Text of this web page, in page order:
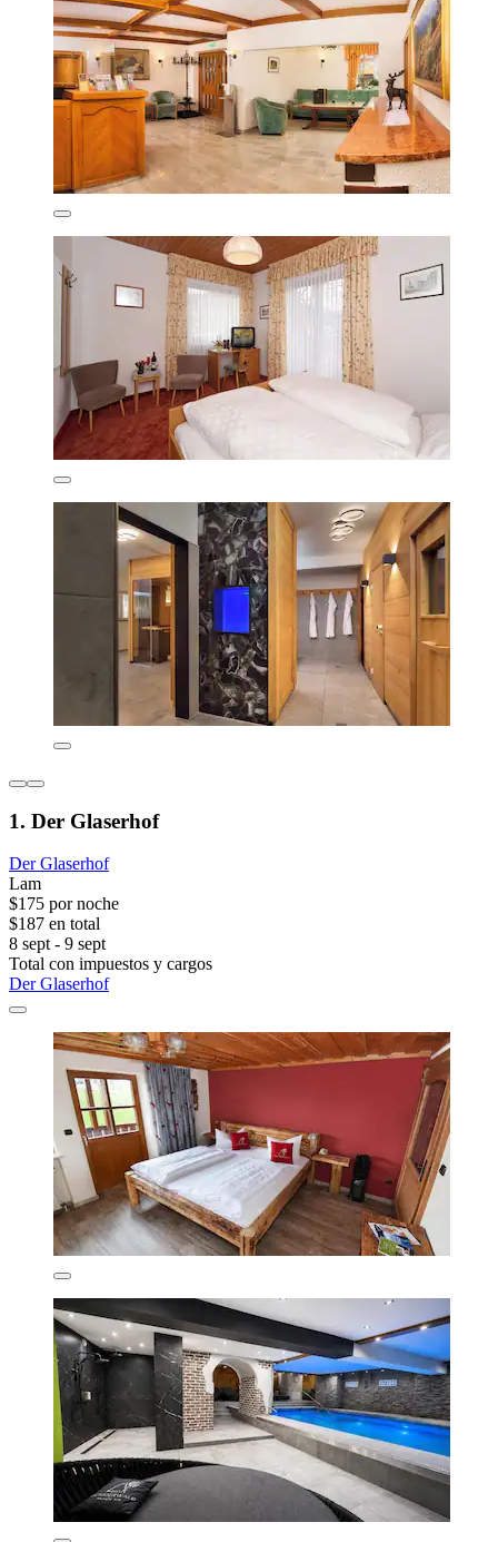
1. Der Glaserhof
Der Glaserhof
Lam
$175 por noche
$187 en total
8 sept - 9 sept
Total con impuestos y cargos
Der Glaserhof